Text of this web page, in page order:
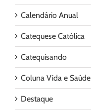
Calendário Anual
Catequese Católica
Catequisando
Coluna Vida e Saúde
Destaque